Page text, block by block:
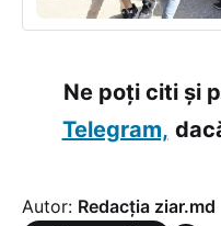
Ne poți citi și
Telegram,
Autor: Redacția ziar.md